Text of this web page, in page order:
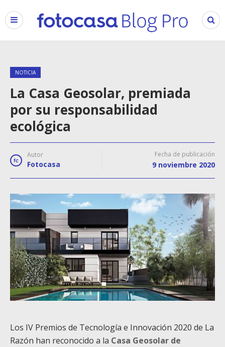
NOTICIA
La Casa Geosolar, premiada
por su responsabilidad
ecológica
Autor
Fotocasa
Fecha de publicación
9 noviembre 2020
Los IV Premios de Tecnología e Innovación 2020 de La
Razón han reconocido a la Casa Geosolar de